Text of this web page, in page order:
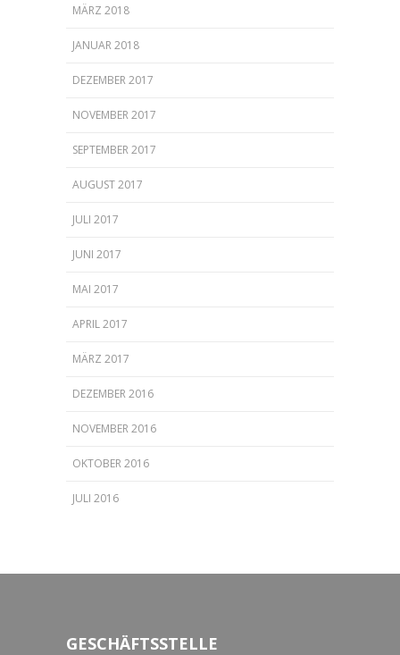
MÄRZ 2018
JANUAR 2018
DEZEMBER 2017
NOVEMBER 2017
SEPTEMBER 2017
AUGUST 2017
JULI 2017
JUNI 2017
MAI 2017
APRIL 2017
MÄRZ 2017
DEZEMBER 2016
NOVEMBER 2016
OKTOBER 2016
JULI 2016
GESCHÄFTSSTELLE